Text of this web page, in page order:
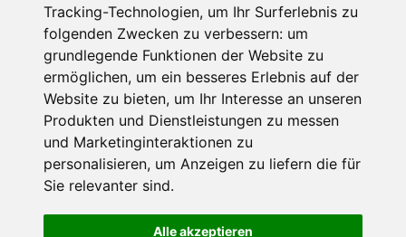
Tracking-Technologien, um Ihr Surferlebnis zu
folgenden Zwecken zu verbessern: um
grundlegende Funktionen der Website zu
ermöglichen, um ein besseres Erlebnis auf der
Website zu bieten, um Ihr Interesse an unseren
Produkten und Dienstleistungen zu messen
und Marketinginteraktionen zu
personalisieren, um Anzeigen zu liefern die für
Sie relevanter sind.
Alle akzeptieren
Impressum
Datenschutz
Nutzungsbedingungen
Portale
FAQ Newsletter Mediadaten